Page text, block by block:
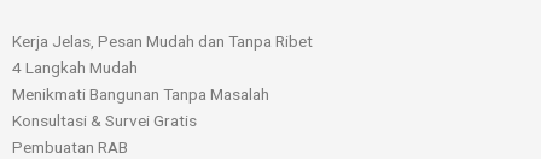
Kerja Jelas, Pesan Mudah dan Tanpa Ribet
4 Langkah Mudah
Menikmati Bangunan Tanpa Masalah
Konsultasi & Survei Gratis
Pembuatan RAB